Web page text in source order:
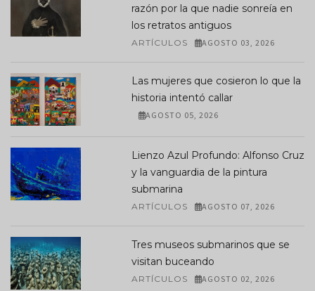
razón por la que nadie sonreía en
los retratos antiguos
ARTÍCULOS AGOSTO 03, 2026
Las mujeres que cosieron lo que la
historia intentó callar
AGOSTO 05, 2026
Lienzo Azul Profundo: Alfonso Cruz
y la vanguardia de la pintura
submarina
ARTÍCULOS AGOSTO 07, 2026
Tres museos submarinos que se
visitan buceando
ARTÍCULOS AGOSTO 02, 2026